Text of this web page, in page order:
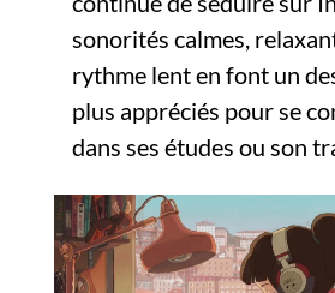
sonorités calmes,
rythme lent en font un
plus appréciés pour se
dans ses études ou son